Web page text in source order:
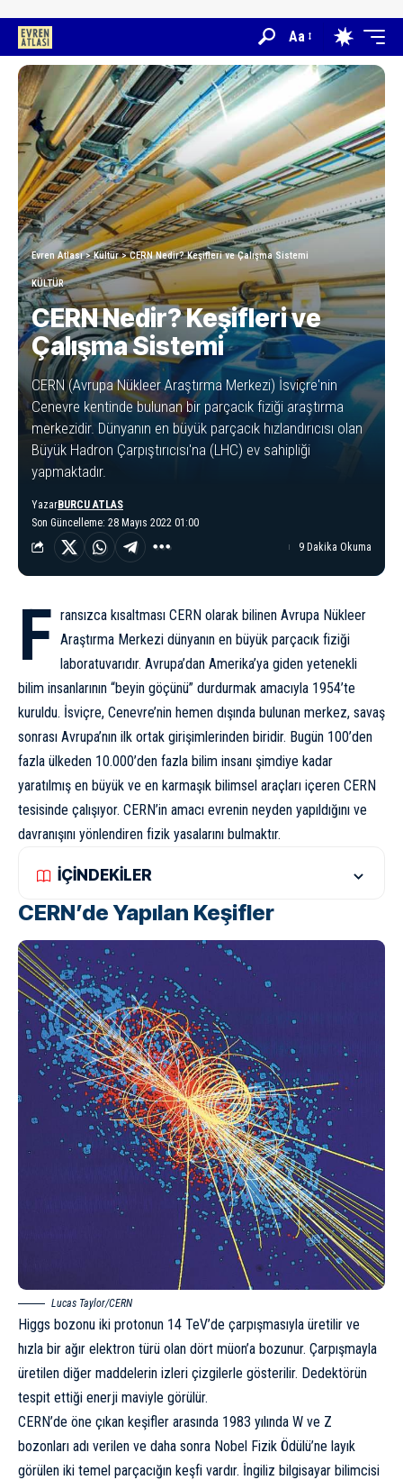
Aa
Evren Atlası>Kültür>CERN Nedir? Keşifleri ve Çalışma Sistemi
KÜLTÜR
CERN Nedir? Keşifleri ve
Çalışma Sistemi
CERN (Avrupa Nükleer Araştırma Merkezi) İsviçre'nin
Cenevre kentinde bulunan bir parçacık fiziği araştırma
merkezidir. Dünyanın en büyük parçacık hızlandırıcısı olan
Büyük Hadron Çarpıştırıcısı'na (LHC) ev sahipliği
yapmaktadır.
Son Güncelleme: 28 Mayıs 2022 01:00
YazarBURCU ATLAS
9 Dakika Okuma
F ransızca kısaltması CERN olarak bilinen Avrupa Nükleer
Araştırma Merkezi dünyanın en büyük parçacık fiziği
laboratuvarıdır. Avrupa’dan Amerika’ya giden yetenekli
bilim insanlarının “beyin göçünü” durdurmak amacıyla 1954’te
kuruldu. İsviçre, Cenevre’nin hemen dışında bulunan merkez, savaş
sonrası Avrupa’nın ilk ortak girişimlerinden biridir. Bugün 100’den
fazla ülkeden 10.000’den fazla bilim insanı şimdiye kadar
yaratılmış en büyük ve en karmaşık bilimsel araçları içeren CERN
tesisinde çalışıyor. CERN’in amacı evrenin neyden yapıldığını ve
davranışını yönlendiren fizik yasalarını bulmaktır.
İÇİNDEKİLER
CERN’de Yapılan Keşifler
Lucas Taylor/CERN
Higgs bozonu iki protonun 14 TeV’de çarpışmasıyla üretilir ve
hızla bir ağır elektron türü olan dört müon’a bozunur. Çarpışmayla
üretilen diğer maddelerin izleri çizgilerle gösterilir. Dedektörün
tespit ettiği enerji maviyle görülür.
CERN’de öne çıkan keşifler arasında 1983 yılında W ve Z
bozonları adı verilen ve daha sonra Nobel Fizik Ödülü’ne layık
görülen iki temel parçacığın keşfi vardır. İngiliz bilgisayar bilimcisi